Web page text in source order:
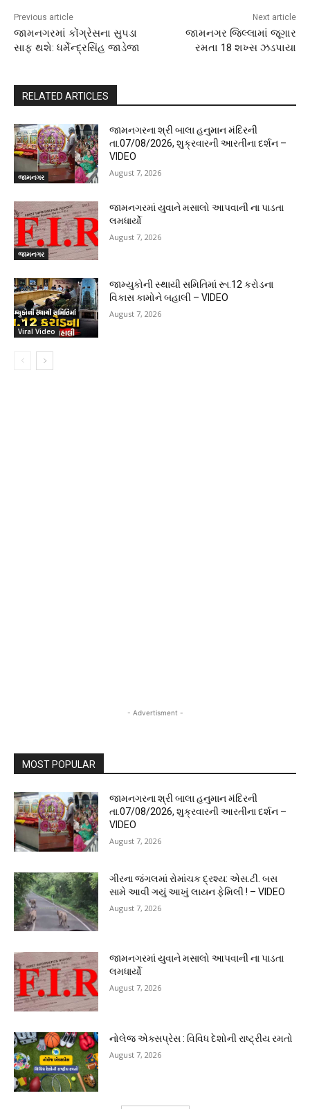
Previous article
જામનગરમાં કોંગ્રેસના સુપડા
સાફ થશે: ધર્મેન્દ્રસિંહ જાડેજા
Next article
જામનગર જિલ્લામાં જૂગાર
રમતા 18 શખ્સ ઝડપાયા
RELATED ARTICLES
જામનગર
જામનગરના શ્રી બાલા હનુમાન મંદિરની
તા.07/08/2026, શુક્રવારની આરતીના દર્શન –
VIDEO
August 7, 2026
જામનગર
જામનગરમાં યુવાને મસાલો આપવાની ના પાડતા
લમધાર્યો
August 7, 2026
Viral Video
જામ્યુકોની સ્થાયી સમિતિમાં રૂા.12 કરોડના
વિકાસ કામોને બહાલી – VIDEO
August 7, 2026
- Advertisment -
MOST POPULAR
જામનગરના શ્રી બાલા હનુમાન મંદિરની
તા.07/08/2026, શુક્રવારની આરતીના દર્શન –
VIDEO
August 7, 2026
ગીરના જંગલમાં રોમાંચક દ્રશ્ય: એસ.ટી. બસ
સામે આવી ગયું આખું લાયન ફેમિલી ! – VIDEO
August 7, 2026
જામનગરમાં યુવાને મસાલો આપવાની ના પાડતા
લમધાર્યો
August 7, 2026
નોલેજ એક્સપ્રેસ : વિવિધ દેશોની રાષ્ટ્રીય રમતો
August 7, 2026